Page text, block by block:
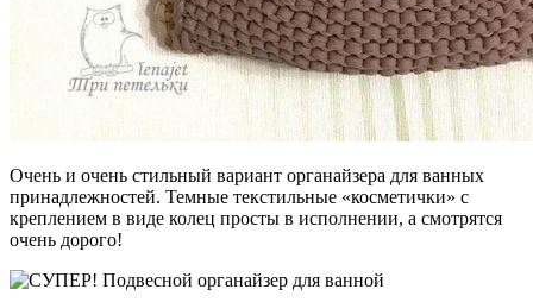
Очень и очень стильный вариант органайзера для ванных
принадлежностей. Темные текстильные «косметички» с
креплением в виде колец просты в исполнении, а смотрятся
очень дорого!